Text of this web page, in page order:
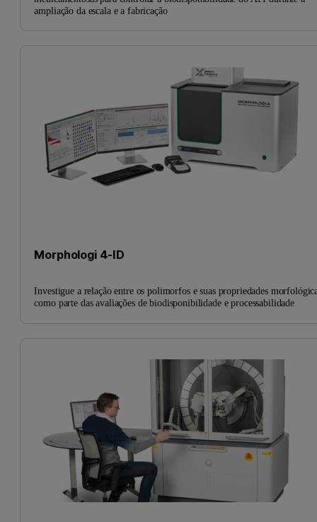
ampliação da escala e a fabricação
Morphologi 4-ID
Investigue a relação entre os polimorfos e suas propriedades
como parte das avaliações de biodisponibilidade e processabilidade